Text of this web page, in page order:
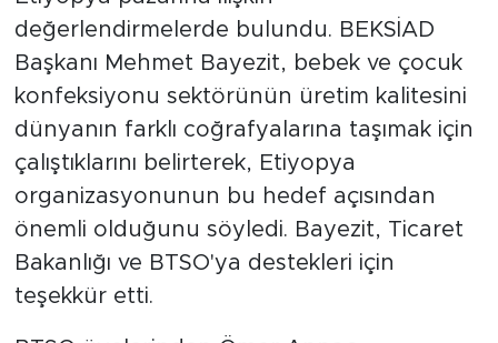
değerlendirmelerde bulundu. BEKSİAD
Başkanı Mehmet Bayezit, bebek ve çocuk
konfeksiyonu sektörünün üretim kalitesini
dünyanın farklı coğrafyalarına taşımak için
çalıştıklarını belirterek, Etiyopya
organizasyonunun bu hedef açısından
önemli olduğunu söyledi. Bayezit, Ticaret
Bakanlığı ve BTSO'ya destekleri için
teşekkür etti.